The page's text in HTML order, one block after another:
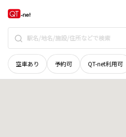
空車あり 予約可 QT-net利用可
広島県